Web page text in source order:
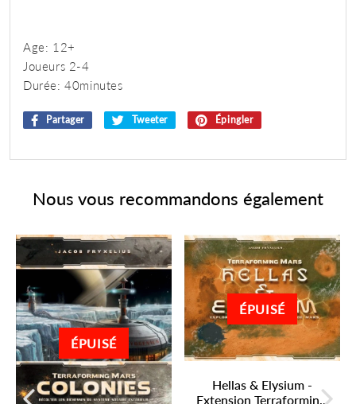
Age: 12+
Joueurs 2-4
Durée: 40minutes
Partager
Partager
Tweeter
Tweeter
Épingler
Nous vous recommandons également
ÉPUISÉ
ÉPUISÉ
Hellas & Elysium -
Extension Terraformin...